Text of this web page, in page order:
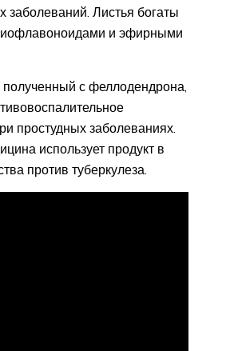
заболеваний. Листья богаты
и эфирными
с феллодендрона,
простудных заболеваниях.
использует продукт в
против туберкулеза.